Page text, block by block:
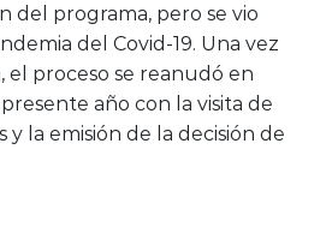
del programa, pero se vio
del Covid-19. Una vez
el proceso se reanudó en
año con la visita de
y la emisión de la decisión de